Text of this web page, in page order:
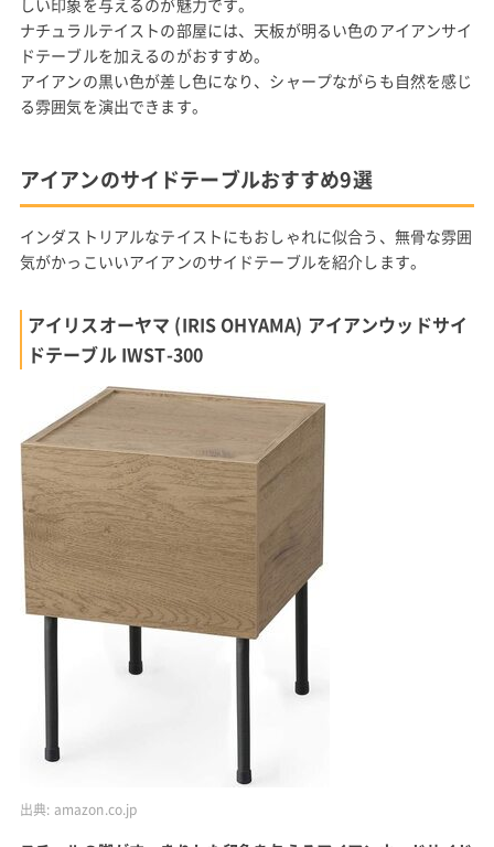
しい印象を与えるのが魅力です。
ナチュラルテイストの部屋には、天板が明るい色のアイアンサイ
ドテーブルを加えるのがおすすめ。
アイアンの黒い色が差し色になり、シャープながらも自然を感じ
る雰囲気を演出できます。
アイアンのサイドテーブルおすすめ9選
インダストリアルなテイストにもおしゃれに似合う、無骨な雰囲
気がかっこいいアイアンのサイドテーブルを紹介します。
アイリスオーヤマ (IRIS OHYAMA) アイアンウッドサイ
ドテーブル IWST-300
出典: amazon.co.jp